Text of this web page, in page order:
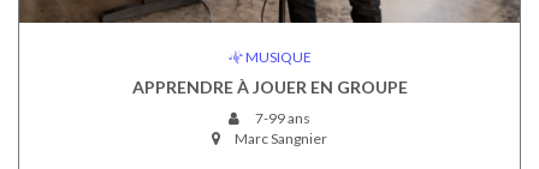
MUSIQUE
APPRENDRE À JOUER EN GROUPE
7-99 ans
Marc Sangnier